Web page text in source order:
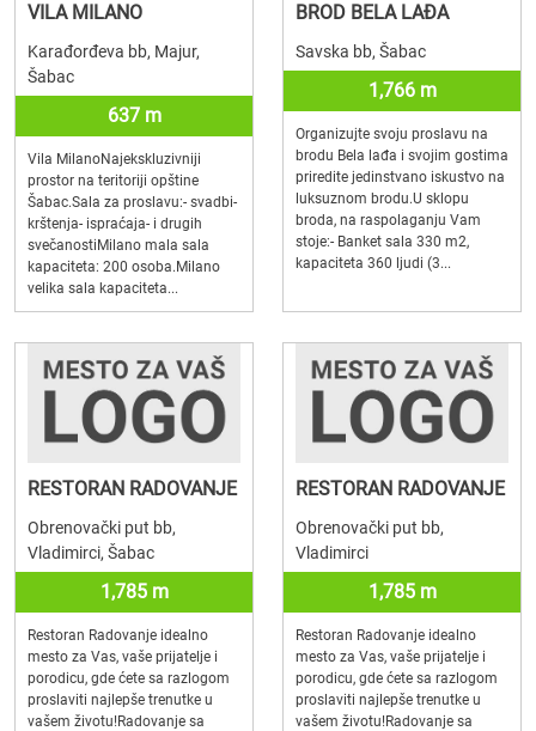
VILA MILANO
Karađorđeva bb, Majur,
Šabac
637 m
Vila MilanoNajekskluzivniji
prostor na teritoriji opštine
Šabac.Sala za proslavu:- svadbi-
krštenja- ispraćaja- i drugih
svečanostiMilano mala sala
kapaciteta: 200 osoba.Milano
velika sala kapaciteta...
BROD BELA LAĐA
Savska bb, Šabac
1,766 m
Organizujte svoju proslavu na
brodu Bela lađa i svojim gostima
priredite jedinstvano iskustvo na
luksuznom brodu.U sklopu
broda, na raspolaganju Vam
stoje:- Banket sala 330 m2,
kapaciteta 360 ljudi (3...
RESTORAN RADOVANJE
Obrenovački put bb,
Vladimirci, Šabac
1,785 m
Restoran Radovanje idealno
mesto za Vas, vaše prijatelje i
porodicu, gde ćete sa razlogom
proslaviti najlepše trenutke u
vašem životu!Radovanje sa
RESTORAN RADOVANJE
Obrenovački put bb,
Vladimirci
1,785 m
Restoran Radovanje idealno
mesto za Vas, vaše prijatelje i
porodicu, gde ćete sa razlogom
proslaviti najlepše trenutke u
vašem životu!Radovanje sa